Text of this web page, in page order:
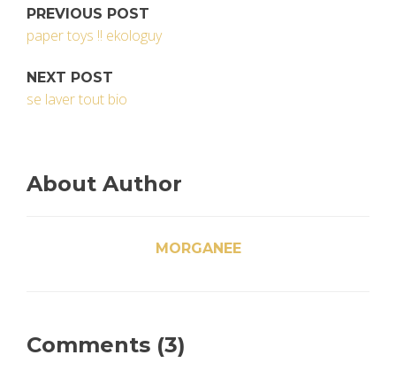
PREVIOUS POST
paper toys !! ekologuy
NEXT POST
se laver tout bio
About Author
MORGANEE
Comments (3)